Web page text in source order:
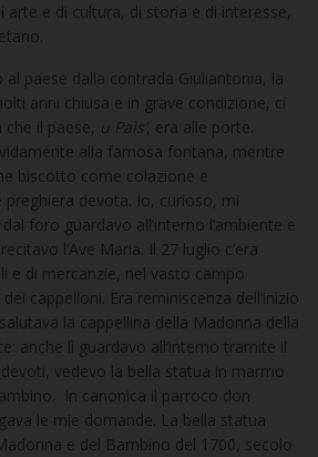
e di cultura, di storia e di interesse,
al paese dalla contrada Giuliantonia, la
anni chiusa e in grave condizione, ci
che il paese, u Paìs’ , era alle porte.
alla famosa fontana, mentre
biscotto come colazione e
devota. Io, curioso, mi
foro guardavo all’interno l’ambiente e
l’Ave Maria. Il 27 luglio c’era
e di mercanzie, nel vasto campo
cappelloni. Era reminiscenza dell’inizio
la cappellina della Madonna della
anche lì guardavo all’interno tramite il
vedevo la bella statua in marmo
In canonica il parroco don
le mie domande. La bella statua
e del Bambino del 1700, secolo